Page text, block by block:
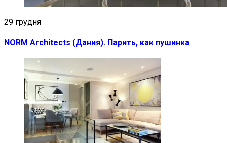
29 грудня
NORM Architects (Дания). Парить, как пушинка